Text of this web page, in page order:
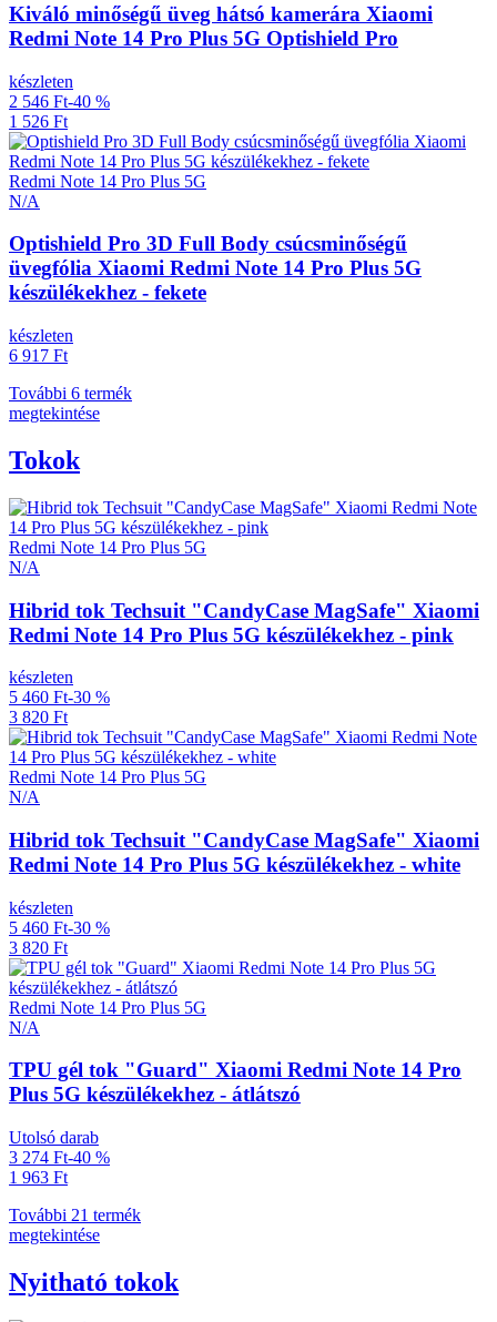
Kiváló minőségű üveg hátsó kamerára Xiaomi
Redmi Note 14 Pro Plus 5G Optishield Pro
készleten
2 546 Ft-40 %
1 526 Ft
Redmi Note 14 Pro Plus 5G
N/A
Optishield Pro 3D Full Body csúcsminőségű
üvegfólia Xiaomi Redmi Note 14 Pro Plus 5G
készülékekhez - fekete
készleten
6 917 Ft
További 6 termék
megtekintése
Tokok
Redmi Note 14 Pro Plus 5G
N/A
Hibrid tok Techsuit "CandyCase MagSafe" Xiaomi
Redmi Note 14 Pro Plus 5G készülékekhez - pink
készleten
5 460 Ft-30 %
3 820 Ft
Redmi Note 14 Pro Plus 5G
N/A
Hibrid tok Techsuit "CandyCase MagSafe" Xiaomi
Redmi Note 14 Pro Plus 5G készülékekhez - white
készleten
5 460 Ft-30 %
3 820 Ft
Redmi Note 14 Pro Plus 5G
N/A
TPU gél tok "Guard" Xiaomi Redmi Note 14 Pro
Plus 5G készülékekhez - átlátszó
Utolsó darab
3 274 Ft-40 %
1 963 Ft
További 21 termék
megtekintése
Nyitható tokok